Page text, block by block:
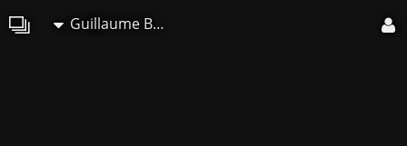
Guillaume Belche